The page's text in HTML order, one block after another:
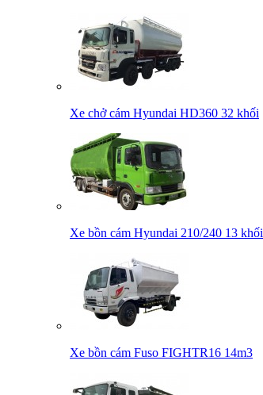
Xe chở cám Hyundai HD360 32 khối
Xe bồn cám Hyundai 210/240 13 khối
Xe bồn cám Fuso FIGHTR16 14m3